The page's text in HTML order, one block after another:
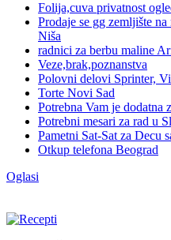
Folija,cuva privatnost
Prodaje se gg zemljište
Niša
radnici za berbu maline
Veze,brak,poznanstva
Polovni delovi Sprinter,
Torte Novi Sad
Potrebna Vam je dodatna
Potrebni mesari za rad u
Pametni Sat-Sat za Decu
Otkup telefona Beograd
Oglasi